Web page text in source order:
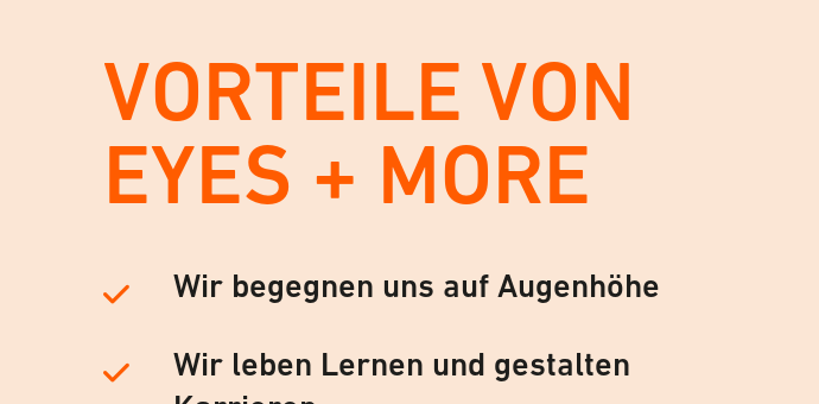
VORTEILE VON
EYES + MORE
Wir begegnen uns auf Augenhöhe
Wir leben Lernen und gestalten